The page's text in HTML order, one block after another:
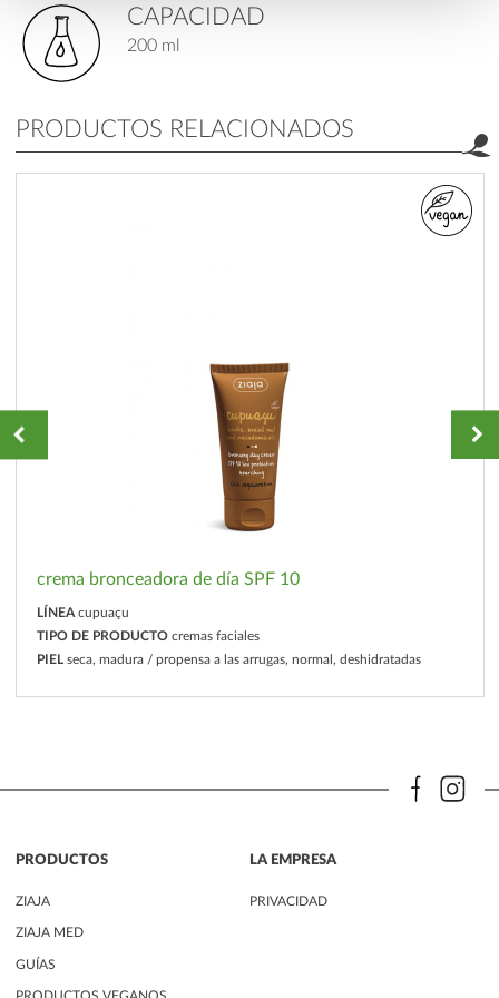
CAPACIDAD
200 ml
PRODUCTOS RELACIONADOS
crema bronceadora de día SPF 10
LÍNEA cupuaçu
TIPO DE PRODUCTO cremas faciales
PIEL seca, madura / propensa a las arrugas, normal, deshidratadas
PRODUCTOS
ZIAJA
ZIAJA MED
GUÍAS
LA EMPRESA
PRIVACIDAD